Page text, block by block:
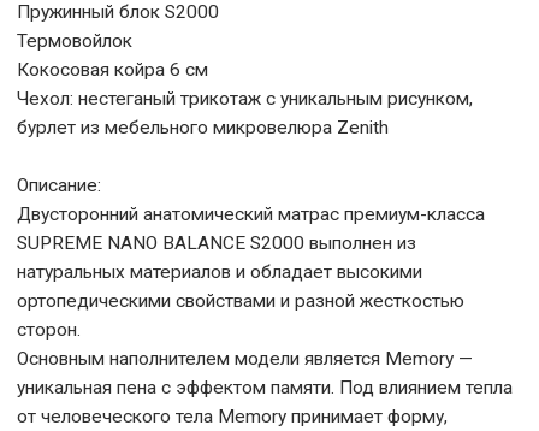
Пружинный блок S2000
Термовойлок
Кокосовая койра 6 см
Чехол: нестеганый трикотаж с уникальным рисунком,
бурлет из мебельного микровелюра Zenith
Описание:
Двусторонний анатомический матрас премиум-класса
SUPREME NANO BALANCE S2000 выполнен из
натуральных материалов и обладает высокими
ортопедическими свойствами и разной жесткостью
сторон.
Основным наполнителем модели является Memory —
уникальная пена с эффектом памяти. Под влиянием тепла
от человеческого тела Memory принимает форму,